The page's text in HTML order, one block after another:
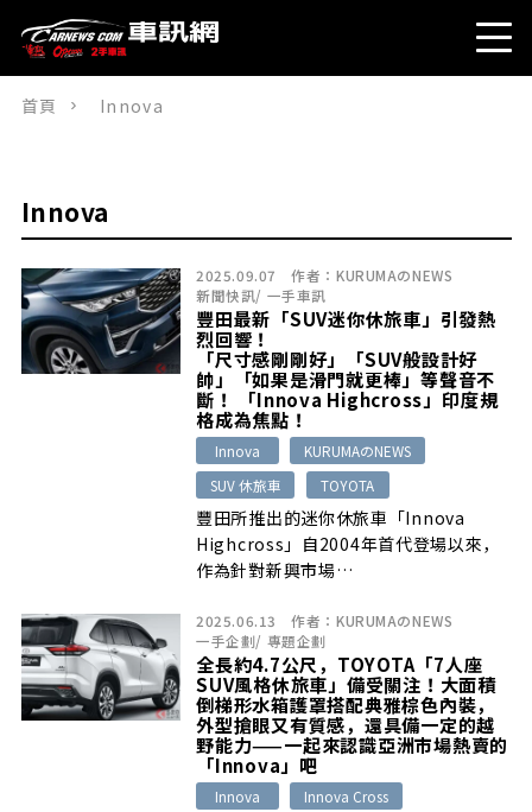
首頁 Innova
Innova
2025.09.07 作者： KURUMAのNEWS
新聞快訊/ 一手車訊
豐田最新「SUV迷你休旅車」引發熱
烈回響！
「尺寸感剛剛好」「SUV般設計好
帥」「如果是滑門就更棒」等聲音不
斷！ 「Innova Highcross」印度規
格成為焦點！
Innova
KURUMAのNEWS
SUV 休旅車
TOYOTA
豐田所推出的迷你休旅車「Innova
Highcross」自2004年首代登場以來，
作為針對新興市場…
2025.06.13 作者： KURUMAのNEWS
一手企劃/ 專題企劃
全長約4.7公尺，TOYOTA「7人座
SUV風格休旅車」備受關注！大面積
倒梯形水箱護罩搭配典雅棕色內裝，
外型搶眼又有質感，還具備一定的越
野能力——一起來認識亞洲市場熱賣的
「Innova」吧
Innova
Innova Cross